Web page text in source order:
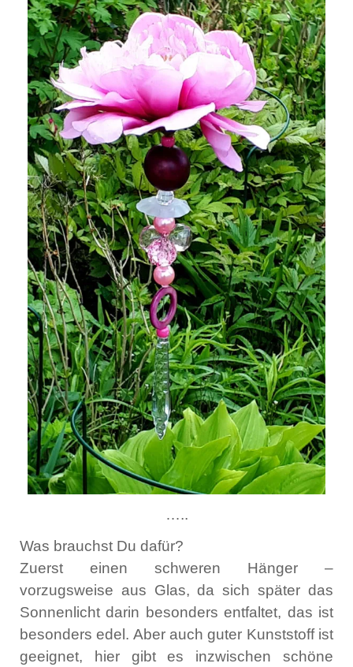
…..
Was brauchst Du dafür?
Zuerst einen schweren Hänger –
vorzugsweise aus Glas, da sich später das
Sonnenlicht darin besonders entfaltet, das ist
besonders edel. Aber auch guter Kunststoff ist
geeignet, hier gibt es inzwischen schöne